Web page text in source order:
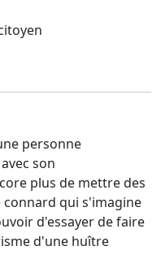
personne
son
plus de mettre des
connard qui s'imagine
d'essayer de faire
d'une huître